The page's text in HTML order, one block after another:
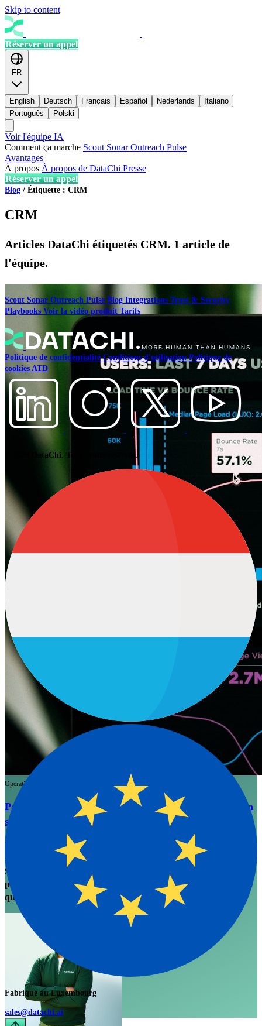
Skip to content
Réserver un appel
FR
English Deutsch Français Español Nederlands
Italiano
Português
Polski
Voir l'équipe IA
Comment ça marche Scout SonarOutreach Pulse
Avantages
À propos À propos de DataChi Presse
Réserver un appel
Blog / Étiquette : CRM
CRM
Articles DataChi étiquetés CRM. 1 article de
l'équipe.
Operations
Pourquoi chaque projet de nettoyage CRM régresse en
six mois
RevOps atterrit le budget, une consultance exécute un sprint de
six semaines, les doublons se ferment, la rapportage s'améliore.
Six mois plus tard les doublons sont de retour. Une note sur
pourquoi le nettoyage est une maintenance, pas un projet, et ce
qu'une hygiène continue exige vraiment.
Scout Sonar Outreach Pulse Blog Integrations Trust & Security
Playbooks Voir la vidéo produit Tarifs
Politique de confidentialitéConditions d'utilisationPolitique de
cookies ATD
© 2026 DataChi. Tous droits réservés.
Fabriqué au Luxembourg
sales@datachi.ai